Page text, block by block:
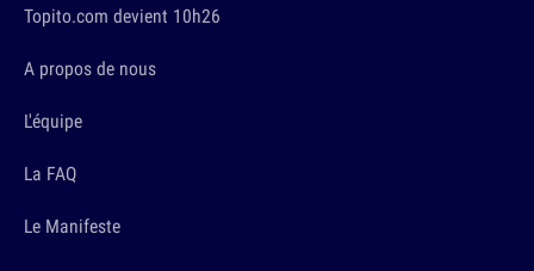
Topito.com devient 10h26
A propos de nous
L'équipe
La FAQ
Le Manifeste